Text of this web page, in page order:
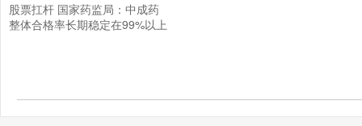
股票扛杆 国家药监局：中成药
整体合格率长期稳定在99%以上